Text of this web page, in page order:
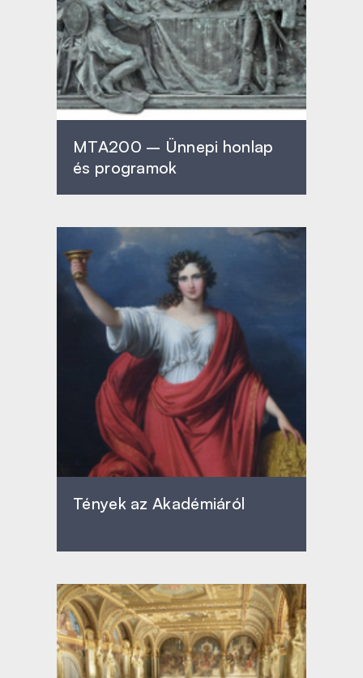
MTA200 – Ünnepi honlap
és programok
Tények az Akadémiáról